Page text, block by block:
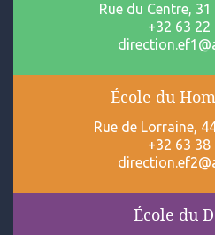
Rue du Centre,
+32 63 22
École du
Rue de Lorraine,
+32 63 38
École du